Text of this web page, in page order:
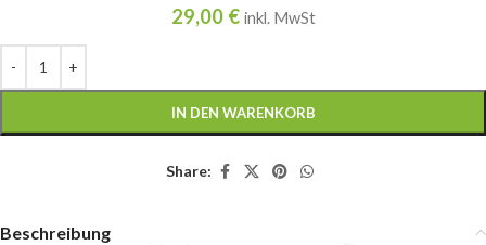
29,00 € inkl. MwSt
IN DEN WARENKORB
Share:
Beschreibung